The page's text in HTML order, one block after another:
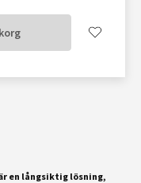
en långsiktig lösning,